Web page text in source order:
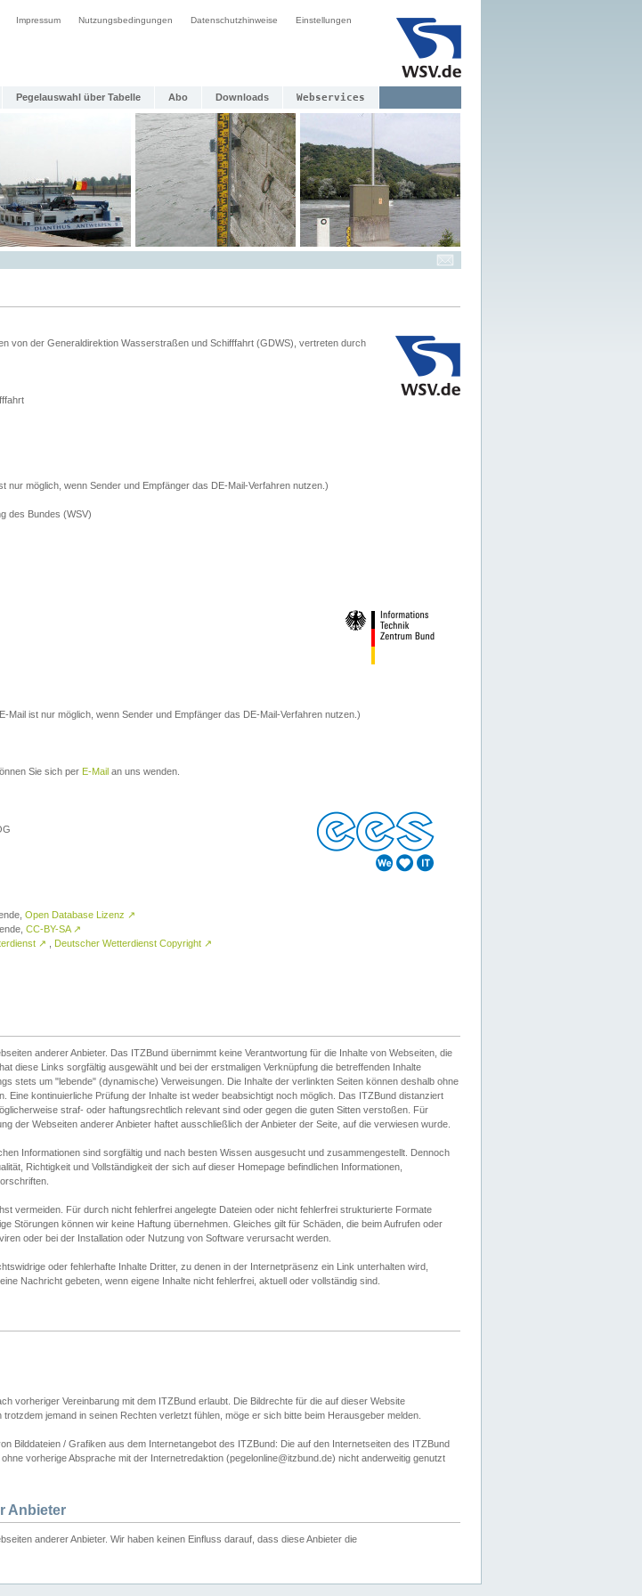
Impressum Nutzungsbedingungen Datenschutzhinweise Einstellungen
Pegelauswahl über Tabelle Abo Downloads Webservices
von der Generaldirektion Wasserstraßen und Schifffahrt (GDWS), vertreten durch
nur möglich, wenn Sender und Empfänger das DE-Mail-Verfahren nutzen.)
des Bundes (WSV)
Mail ist nur möglich, wenn Sender und Empfänger das DE-Mail-Verfahren nutzen.)
Sie sich per E-Mail an uns wenden.
Open Database Lizenz ↗
CC-BY-SA ↗
↗ Deutscher Wetterdienst Copyright ↗
anderer Anbieter. Das ITZBund übernimmt keine Verantwortung für die Inhalte von Webseiten, die
diese Links sorgfältig ausgewählt und bei der erstmaligen Verknüpfung die betreffenden Inhalte
stets um "lebende" (dynamische) Verweisungen. Die Inhalte der verlinkten Seiten können deshalb ohne
Eine kontinuierliche Prüfung der Inhalte ist weder beabsichtigt noch möglich. Das ITZBund distanziert
straf- oder haftungsrechtlich relevant sind oder gegen die guten Sitten verstoßen. Für
der Webseiten anderer Anbieter haftet ausschließlich der Anbieter der Seite, auf die verwiesen wurde.
Informationen sind sorgfältig und nach besten Wissen ausgesucht und zusammengestellt. Dennoch
Richtigkeit und Vollständigkeit der sich auf dieser Homepage befindlichen Informationen,
vermeiden. Für durch nicht fehlerfrei angelegte Dateien oder nicht fehlerfrei strukturierte Formate
Störungen können wir keine Haftung übernehmen. Gleiches gilt für Schäden, die beim Aufrufen oder
oder bei der Installation oder Nutzung von Software verursacht werden.
oder fehlerhafte Inhalte Dritter, zu denen in der Internetpräsenz ein Link unterhalten wird,
Nachricht gebeten, wenn eigene Inhalte nicht fehlerfrei, aktuell oder vollständig sind.
vorheriger Vereinbarung mit dem ITZBund erlaubt. Die Bildrechte für die auf dieser Website
jemand in seinen Rechten verletzt fühlen, möge er sich bitte beim Herausgeber melden.
Bilddateien / Grafiken aus dem Internetangebot des ITZBund: Die auf den Internetseiten des ITZBund
vorherige Absprache mit der Internetredaktion (pegelonline@itzbund.de) nicht anderweitig genutzt
Anbieter
anderer Anbieter. Wir haben keinen Einfluss darauf, dass diese Anbieter die